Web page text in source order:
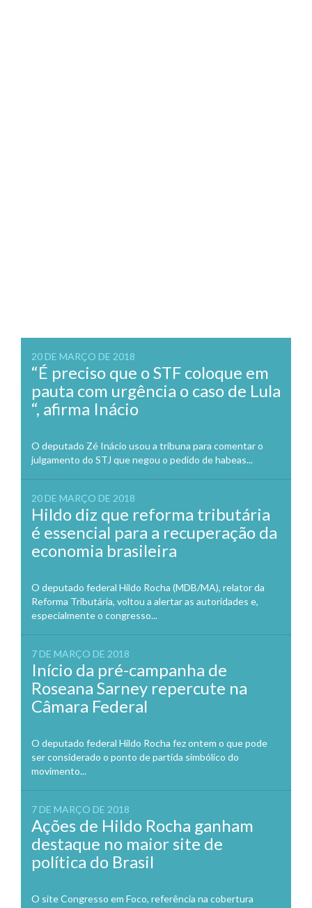
20 DE MARÇO DE 2018
“É preciso que o STF coloque em
pauta com urgência o caso de Lula
“, afirma Inácio
O deputado Zé Inácio usou a tribuna para comentar o
julgamento do STJ que negou o pedido de habeas...
20 DE MARÇO DE 2018
Hildo diz que reforma tributária
é essencial para a recuperação da
economia brasileira
O deputado federal Hildo Rocha (MDB/MA), relator da
Reforma Tributária, voltou a alertar as autoridades e,
especialmente o congresso...
7 DE MARÇO DE 2018
Início da pré-campanha de
Roseana Sarney repercute na
Câmara Federal
O deputado federal Hildo Rocha fez ontem o que pode
ser considerado o ponto de partida simbólico do
movimento...
7 DE MARÇO DE 2018
Ações de Hildo Rocha ganham
destaque no maior site de
política do Brasil
O site Congresso em Foco, referência na cobertura